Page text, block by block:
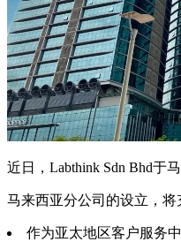
近日，Labthink Sdn Bhd于
马来西亚分公司的设立，将
作为亚太地区客户服务